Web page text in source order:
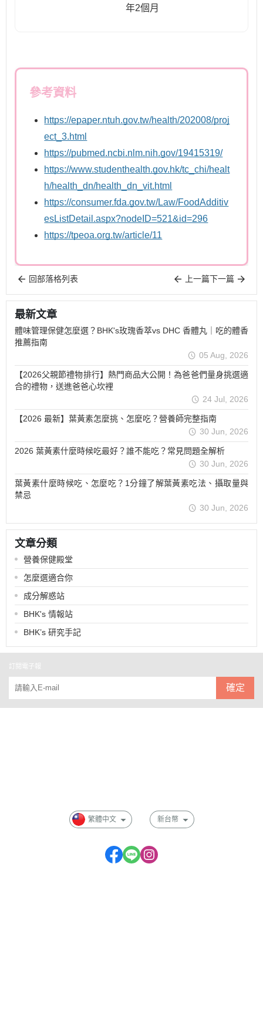
年2個月
參考資料
https://epaper.ntuh.gov.tw/health/202008/proj
ect_3.html
https://pubmed.ncbi.nlm.nih.gov/19415319/
https://www.studenthealth.gov.hk/tc_chi/healt
h/health_dn/health_dn_vit.html
https://consumer.fda.gov.tw/Law/FoodAdditiv
esListDetail.aspx?nodeID=521&id=296
https://tpeoa.org.tw/article/11
回部落格列表 上一篇下一篇
最新文章
體味管理保健怎麼選？BHK's玫瑰香萃vs DHC 香體丸｜吃的體香
推薦指南
05 Aug, 2026
【2026父親節禮物排行】熱門商品大公開！為爸爸們量身挑選適
合的禮物，送進爸爸心坎裡
24 Jul, 2026
【2026 最新】葉黃素怎麼挑、怎麼吃？營養師完整指南
30 Jun, 2026
2026 葉黃素什麼時候吃最好？誰不能吃？常見問題全解析
30 Jun, 2026
葉黃素什麼時候吃、怎麼吃？1分鐘了解葉黃素吃法、攝取量與
禁忌
30 Jun, 2026
文章分類
營養保健殿堂
怎麼選適合你
成分解惑站
BHK's 情報站
BHK’s 研究手記
訂閱電子報
確定
繁體中文 新台幣